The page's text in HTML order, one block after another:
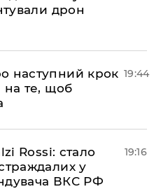
дрон
наступний крок
на те, щоб
19:44
Rossi: стало
у
ВКС РФ
19:16